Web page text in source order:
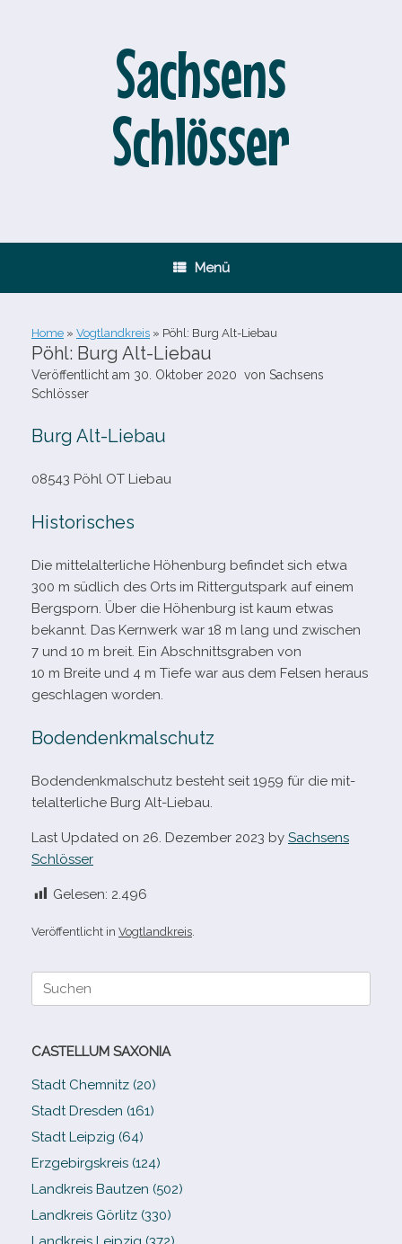
Sachsens
Schlösser
Menü
Home » Vogtlandkreis » Pöhl: Burg Alt-Liebau
Pöhl: Burg Alt-Liebau
Veröffentlicht am 30. Oktober 2020 von Sachsens
Schlösser
Burg Alt-​Liebau
08543 Pöhl OT Liebau
Historisches
Die mit­tel­al­ter­li­che Höhenburg befin­det sich etwa
300 m süd­lich des Orts im Rittergutspark auf einem
Bergsporn. Über die Höhenburg ist kaum etwas
bekannt. Das Kernwerk war 18 m lang und zwi­schen
7 und 10 m breit. Ein Abschnittsgraben von
10 m Breite und 4 m Tiefe war aus dem Felsen her­aus
geschla­gen worden.
Bodendenkmalschutz
Bodendenkmalschutz besteht seit 1959 für die mit­
tel­al­ter­li­che Burg Alt-Liebau.
Last Updated on 26. Dezember 2023 by Sachsens
Schlösser
Gelesen: 2.496
Veröffentlicht in Vogtlandkreis
Suche
CASTELLUM SAXONIA
Stadt Chemnitz (20)
Stadt Dresden (161)
Stadt Leipzig (64)
Erzgebirgskreis (124)
Landkreis Bautzen (502)
Landkreis Görlitz (330)